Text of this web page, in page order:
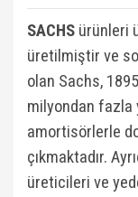
SACHS ürünleri
üretilmiştir ve
olan Sachs,
milyondan fazla
amortisörlerle
çıkmaktadır.
üreticileri ve